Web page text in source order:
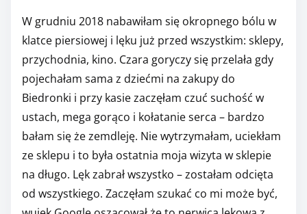
W grudniu 2018 nabawiłam się okropnego bólu w
klatce piersiowej i lęku już przed wszystkim: sklepy,
przychodnia, kino. Czara goryczy się przelała gdy
pojechałam sama z dziećmi na zakupy do
Biedronki i przy kasie zaczęłam czuć suchość w
ustach, mega gorąco i kołatanie serca – bardzo
bałam się że zemdleję. Nie wytrzymałam, uciekłam
ze sklepu i to była ostatnia moja wizyta w sklepie
na długo. Lęk zabrał wszystko – zostałam odcięta
od wszystkiego. Zaczęłam szukać co mi może być,